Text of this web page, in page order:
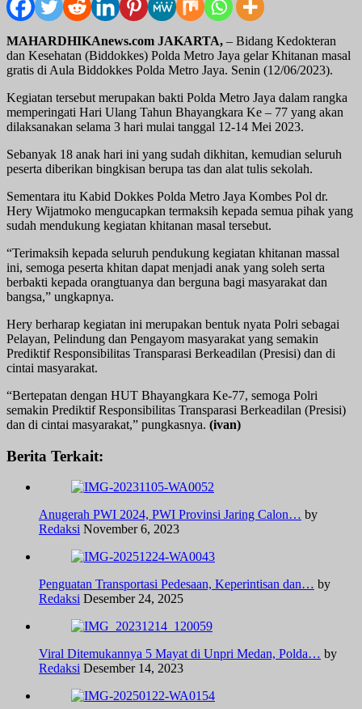
MAHARDHIKAnews.com JAKARTA, – Bidang Kedokteran
dan Kesehatan (Biddokkes) Polda Metro Jaya gelar Khitanan masal
gratis di Aula Biddokkes Polda Metro Jaya. Senin (12/06/2023).
Kegiatan tersebut merupakan bakti Polda Metro Jaya dalam rangka
memperingati Hari Ulang Tahun Bhayangkara Ke – 77 yang akan
dilaksanakan selama 3 hari mulai tanggal 12-14 Mei 2023.
Sebanyak 18 anak hari ini yang sudah dikhitan, kemudian seluruh
peserta diberikan bingkisan berupa tas dan alat tulis sekolah.
Sementara itu Kabid Dokkes Polda Metro Jaya Kombes Pol dr.
Hery Wijatmoko mengucapkan termaksih kepada semua pihak yang
sudah mendukung kegiatan khitanan masal tersebut.
“Terimaksih kepada seluruh pendukung kegiatan khitanan massal
ini, semoga peserta khitan dapat menjadi anak yang soleh serta
berbakti kepada orangtuanya dan berguna bagi masyarakat dan
bangsa,” ungkapnya.
Hery berharap kegiatan ini merupakan bentuk nyata Polri sebagai
Pelayan, Pelindung dan Pengayom masyarakat yang semakin
Prediktif Responsibilitas Transparasi Berkeadilan (Presisi) dan di
cintai masyarakat.
“Bertepatan dengan HUT Bhayangkara Ke-77, semoga Polri
semakin Prediktif Responsibilitas Transparasi Berkeadilan (Presisi)
dan di cintai masyarakat,” pungkasnya. (ivan)
Berita Terkait:
Anugerah PWI 2024, PWI Provinsi Jaring Calon… by
Redaksi November 6, 2023
Penguatan Transportasi Pedesaan, Keperintisan dan… by
Redaksi Desember 24, 2025
Viral Ditemukannya 5 Mayat di Unpri Medan, Polda… by
Redaksi Desember 14, 2023